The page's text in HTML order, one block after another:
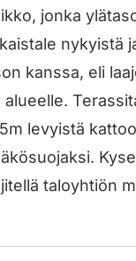
jonka
nykyistä
kanssa, eli
levyistä
taloyhtiön